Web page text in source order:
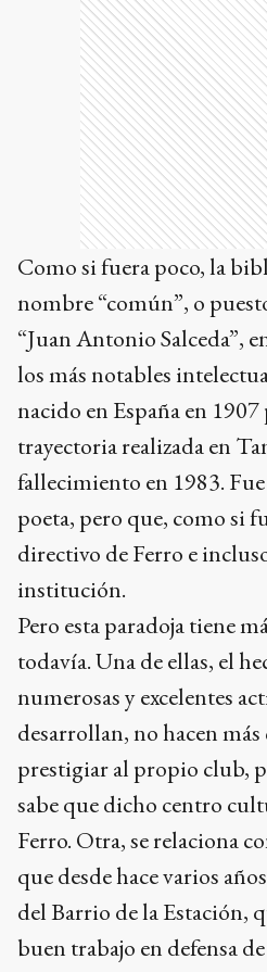
Como si fuera poco, la
nombre “común”, o
“Juan Antonio Salceda”,
los más notables
nacido en España en
trayectoria realizada en
fallecimiento en 1983.
poeta, pero que, como si
directivo de Ferro e
institución.
Pero esta paradoja tiene
todavía. Una de ellas, el
numerosas y excelentes
desarrollan, no hacen
prestigiar al propio club,
sabe que dicho centro
Ferro. Otra, se relaciona
que desde hace varios
del Barrio de la Estación,
buen trabajo en defensa